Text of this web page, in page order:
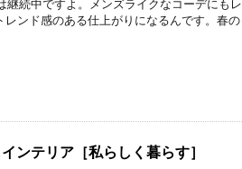
続中ですよ。メンズライクなコーデにもレ
ンド感のある仕上がりになるんです。春の
ンテリア［私らしく暮らす］